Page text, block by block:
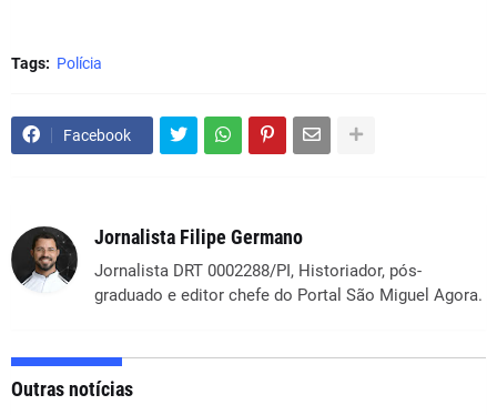
Tags: Polícia
Facebook
Jornalista Filipe Germano
Jornalista DRT 0002288/PI, Historiador, pós-
graduado e editor chefe do Portal São Miguel Agora.
Outras notícias